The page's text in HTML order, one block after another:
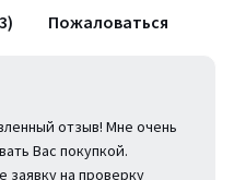
с использованием
отличаться от изображения
формой изделия, не
Пожаловаться
отзыв! Мне очень
Вас покупкой.
заявку на проверку